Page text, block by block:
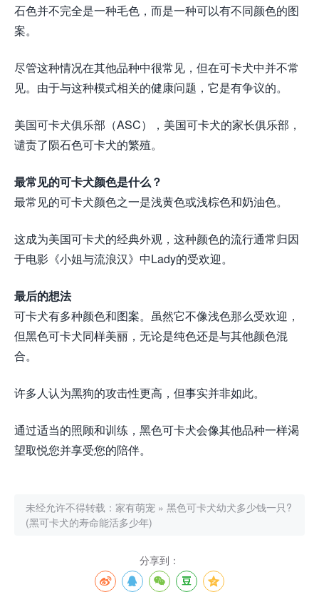
石色并不完全是一种毛色，而是一种可以有不同颜色的图
案。
尽管这种情况在其他品种中很常见，但在可卡犬中并不常
见。由于与这种模式相关的健康问题，它是有争议的。
美国可卡犬俱乐部（ASC），美国可卡犬的家长俱乐部，
谴责了陨石色可卡犬的繁殖。
最常见的可卡犬颜色是什么？
最常见的可卡犬颜色之一是浅黄色或浅棕色和奶油色。
这成为美国可卡犬的经典外观，这种颜色的流行通常归因
于电影《小姐与流浪汉》中Lady的受欢迎。
最后的想法
可卡犬有多种颜色和图案。虽然它不像浅色那么受欢迎，
但黑色可卡犬同样美丽，无论是纯色还是与其他颜色混
合。
许多人认为黑狗的攻击性更高，但事实并非如此。
通过适当的照顾和训练，黑色可卡犬会像其他品种一样渴
望取悦您并享受您的陪伴。
未经允许不得转载： 家有萌宠 » 黑色可卡犬幼犬多少钱一只?
(黑可卡犬的寿命能活多少年)
分享到：